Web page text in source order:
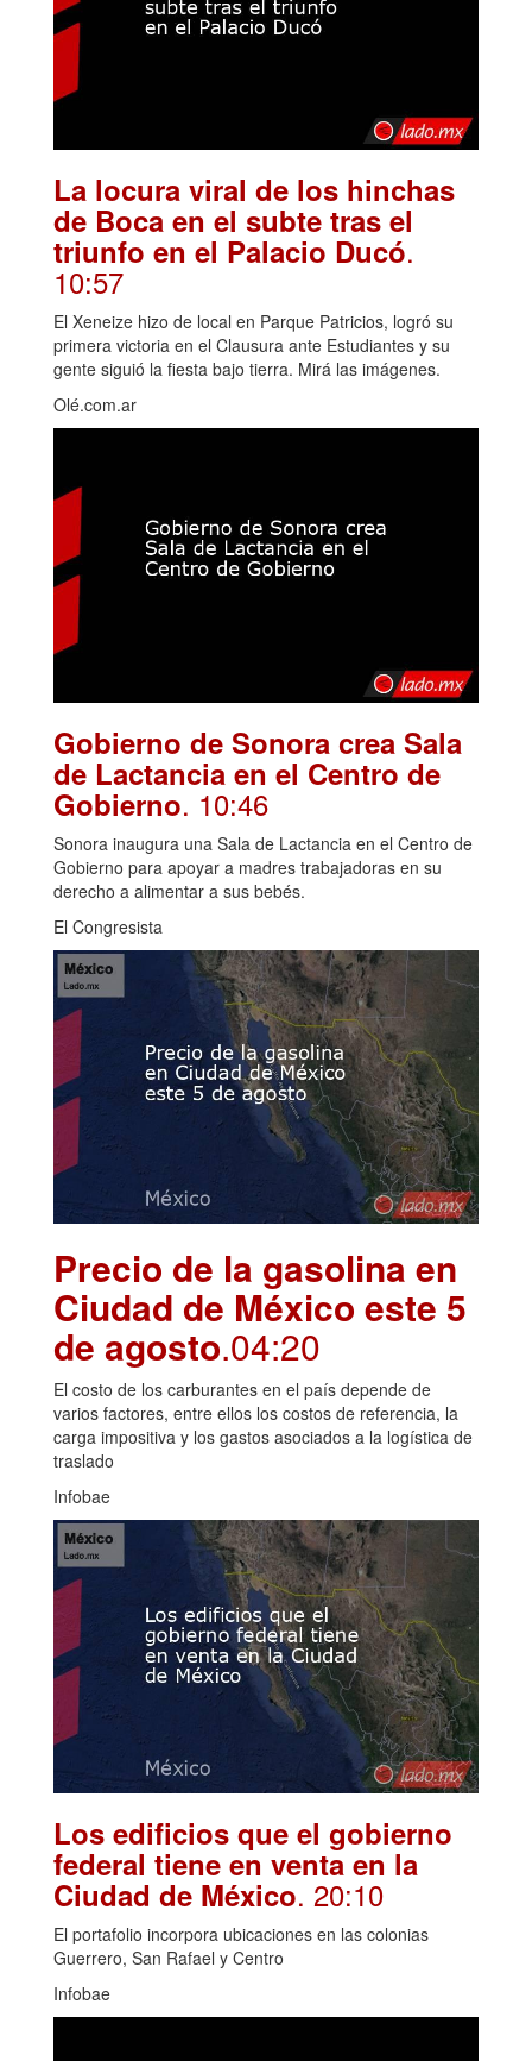
La locura viral de los hinchas
de Boca en el subte tras el
triunfo en el Palacio Ducó.
10:57
El Xeneize hizo de local en Parque Patricios, logró su
primera victoria en el Clausura ante Estudiantes y su
gente siguió la fiesta bajo tierra. Mirá las imágenes.
Olé.com.ar
Gobierno de Sonora crea Sala
de Lactancia en el Centro de
Gobierno. 10:46
Sonora inaugura una Sala de Lactancia en el Centro de
Gobierno para apoyar a madres trabajadoras en su
derecho a alimentar a sus bebés.
El Congresista
Precio de la gasolina en
Ciudad de México este 5
de agosto.04:20
El costo de los carburantes en el país depende de
varios factores, entre ellos los costos de referencia, la
carga impositiva y los gastos asociados a la logística de
traslado
Infobae
Los edificios que el gobierno
federal tiene en venta en la
Ciudad de México. 20:10
El portafolio incorpora ubicaciones en las colonias
Guerrero, San Rafael y Centro
Infobae